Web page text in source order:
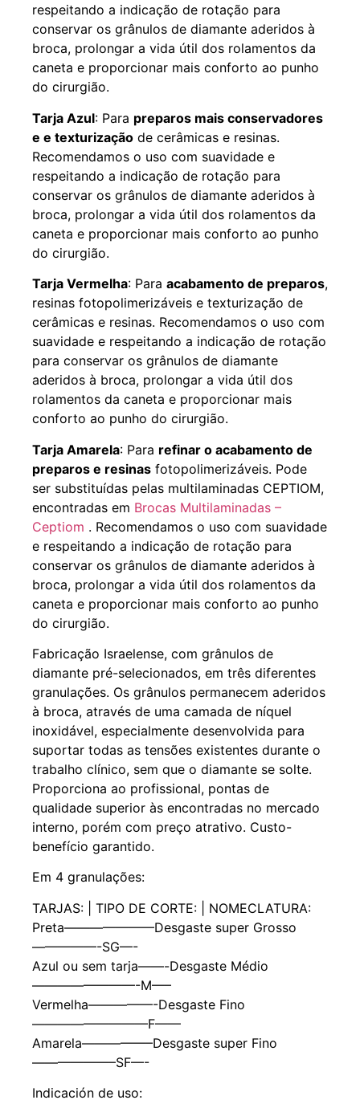
respeitando a indicação de rotação para
conservar os grânulos de diamante aderidos à
broca, prolongar a vida útil dos rolamentos da
caneta e proporcionar mais conforto ao punho
do cirurgião.
Tarja Azul: Para preparos mais conservadores
e e texturização de cerâmicas e resinas.
Recomendamos o uso com suavidade e
respeitando a indicação de rotação para
conservar os grânulos de diamante aderidos à
broca, prolongar a vida útil dos rolamentos da
caneta e proporcionar mais conforto ao punho
do cirurgião.
Tarja Vermelha: Para acabamento de preparos,
resinas fotopolimerizáveis e texturização de
cerâmicas e resinas. Recomendamos o uso com
suavidade e respeitando a indicação de rotação
para conservar os grânulos de diamante
aderidos à broca, prolongar a vida útil dos
rolamentos da caneta e proporcionar mais
conforto ao punho do cirurgião.
Tarja Amarela: Para refinar o acabamento de
preparos e resinas fotopolimerizáveis. Pode
ser substituídas pelas multilaminadas CEPTIOM,
encontradas em Brocas Multilaminadas –
Ceptiom . Recomendamos o uso com suavidade
e respeitando a indicação de rotação para
conservar os grânulos de diamante aderidos à
broca, prolongar a vida útil dos rolamentos da
caneta e proporcionar mais conforto ao punho
do cirurgião.
Fabricação Israelense, com grânulos de
diamante pré-selecionados, em três diferentes
granulações. Os grânulos permanecem aderidos
à broca, através de uma camada de níquel
inoxidável, especialmente desenvolvida para
suportar todas as tensões existentes durante o
trabalho clínico, sem que o diamante se solte.
Proporciona ao profissional, pontas de
qualidade superior às encontradas no mercado
interno, porém com preço atrativo. Custo-
benefício garantido.
Em 4 granulações:
TARJAS: | TIPO DE CORTE: | NOMECLATURA:
Preta———————Desgaste super Grosso
—————-SG—-
Azul ou sem tarja——-Desgaste Médio
————————-M—–
Vermelha—————-Desgaste Fino
—————————F——
Amarela—————–Desgaste super Fino
——————–SF—-
Indicación de uso: